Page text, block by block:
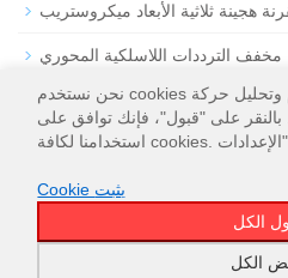
هجينة ثلاثية الأبعاد ميكروستريب
مخفف الترددات اللاسلكية المحوري
تحميل التردد اللاسلكي المحوري
WT Microwave
نحن نستخدم cookies لتحسين تجربة المستخدم وتحليل حركة
على "قبول"، فإنك توافق على
Cookie يثبت
الكل
الكل